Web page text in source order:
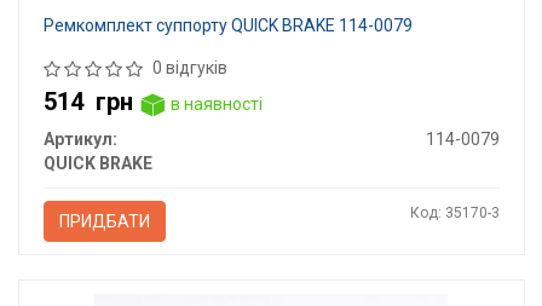
Ремкомплект суппорту QUICK BRAKE 114-0079
0 відгуків
514 грн
в наявності
Артикул:
114-0079
QUICK BRAKE
ПРИДБАТИ Код: 35170-3